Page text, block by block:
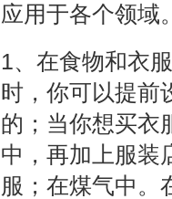
应用于各个领域
1、在食物和衣
时，你可以提前
的；当你想买衣
中，再加上服装
服；在煤气中。